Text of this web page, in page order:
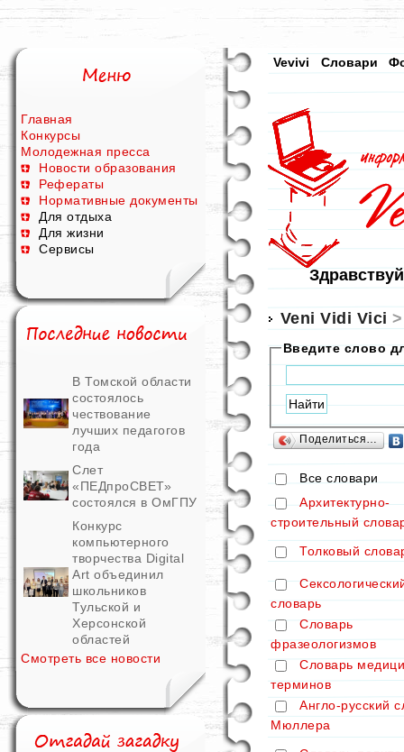
Главная
Конкурсы
Молодежная пресса
Новости образования
Рефераты
Нормативные документы
Для отдыха
Для жизни
Сервисы
В Томской области
состоялось
чествование
лучших педагогов
года
Слет
«ПЕДпроСВЕТ»
состоялся в ОмГПУ
Конкурс
компьютерного
творчества Digital
Art объединил
школьников
Тульской и
Херсонской
областей
Смотреть все новости
Vevivi Словари
Veni Vidi Vici
Введите слово
Поделиться…
Все словари
Архитектурно-
строительный
Толковый
словарь
Словарь
фразеологизмов
Словарь
терминов
Англо-русский
Мюллера